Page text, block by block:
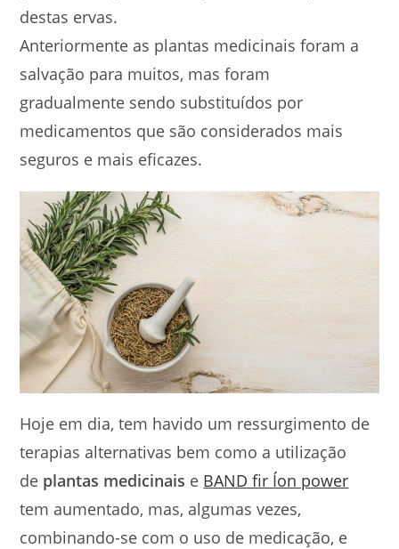
destas ervas.
Anteriormente as plantas medicinais foram a
salvação para muitos, mas foram
gradualmente sendo substituídos por
medicamentos que são considerados mais
seguros e mais eficazes.
Hoje em dia, tem havido um ressurgimento de
terapias alternativas bem como a utilização
de plantas medicinais e BAND fir Íon power
tem aumentado, mas, algumas vezes,
combinando-se com o uso de medicação, e